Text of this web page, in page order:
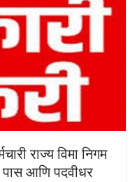
राज्य विमा निगम
आणि पदवीधर